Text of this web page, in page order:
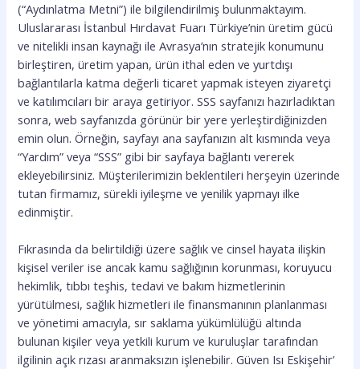
(“Aydınlatma Metni”) ile bilgilendirilmiş bulunmaktayım.
Uluslararası İstanbul Hırdavat Fuarı Türkiye’nin üretim gücü
ve nitelikli insan kaynağı ile Avrasya’nın stratejik konumunu
birleştiren, üretim yapan, ürün ithal eden ve yurtdışı
bağlantılarla katma değerli ticaret yapmak isteyen ziyaretçi
ve katılımcıları bir araya getiriyor. SSS sayfanızı hazırladıktan
sonra, web sayfanızda görünür bir yere yerleştirdiğinizden
emin olun. Örneğin, sayfayı ana sayfanızın alt kısmında veya
“Yardım” veya “SSS” gibi bir sayfaya bağlantı vererek
ekleyebilirsiniz. Müşterilerimizin beklentileri herşeyin üzerinde
tutan firmamız, sürekli iyileşme ve yenilik yapmayı ilke
edinmiştir.
Fıkrasında da belirtildiği üzere sağlık ve cinsel hayata ilişkin
kişisel veriler ise ancak kamu sağlığının korunması, koruyucu
hekimlik, tıbbı teşhis, tedavi ve bakım hizmetlerinin
yürütülmesi, sağlık hizmetleri ile finansmanının planlanması
ve yönetimi amacıyla, sır saklama yükümlülüğü altında
bulunan kişiler veya yetkili kurum ve kuruluşlar tarafından
ilgilinin açık rızası aranmaksızın işlenebilir. Güven Isı Eskişehir’